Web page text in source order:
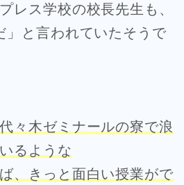
レス学校の校長先生も、
」と言われていたそうで
々木ゼミナールの寮で浪
るような
、きっと面白い授業がで